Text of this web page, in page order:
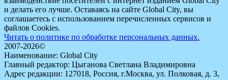
и делать его лучше. Оставаясь на сайте Global City, вы
соглашаетесь с использованием перечисленных сервисов и
файлов Cookies.
Читать о политике по обработке персональных данных.
2007-2026©
Наименование: Global City
Главный редактор: Цыганова Светлана Владимировна
Адрес редакции: 127018, Россия, г.Москва, ул. Полковая, д. 3,